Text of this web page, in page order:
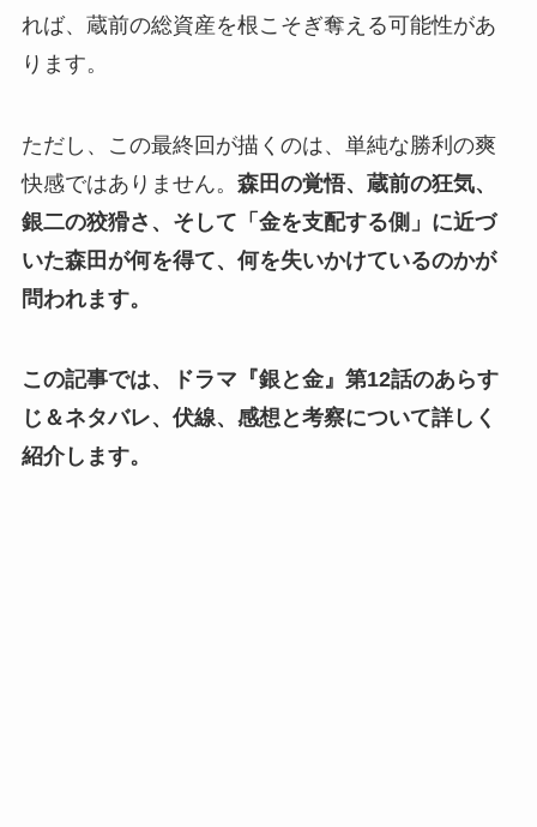
れば、蔵前の総資産を根こそぎ奪える可能性があ
ります。
ただし、この最終回が描くのは、単純な勝利の爽
快感ではありません。 森田の覚悟、蔵前の狂気、
銀二の狡猾さ、そして「金を支配する側」に近づ
いた森田が何を得て、何を失いかけているのかが
問われます。
この記事では、ドラマ『銀と金』第12話のあらす
じ＆ネタバレ、伏線、感想と考察について詳しく
紹介します。